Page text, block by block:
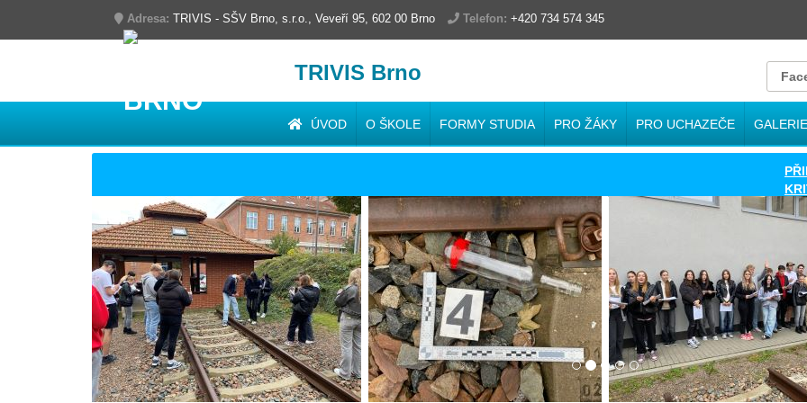
Adresa: TRIVIS - SŠV Brno, s.r.o., Veveří 95, 602 00 Brno Telefon: +420 734 574 345
TRIVIS Brno
ÚVOD O ŠKOLE FORMY STUDIA PRO ŽÁKY PRO UCHAZEČE GALERIE